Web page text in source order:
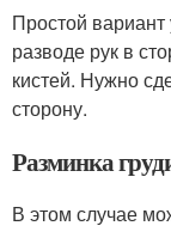
Простой
разводе рук в
кистей. Нужно
сторону.
Разминка
В этом случае